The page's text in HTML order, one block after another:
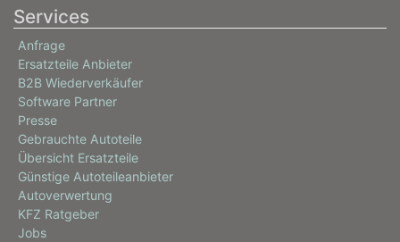
Services
Anfrage
Ersatzteile Anbieter
B2B Wiederverkäufer
Software Partner
Presse
Gebrauchte Autoteile
Übersicht Ersatzteile
Günstige Autoteileanbieter
Autoverwertung
KFZ Ratgeber
Jobs